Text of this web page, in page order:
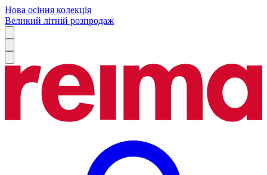
Нова осіння колекція
Великий літній розпродаж